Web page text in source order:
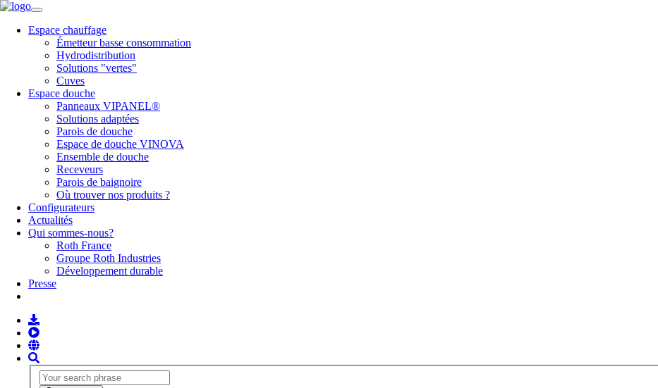
Espace chauffage
Émetteur basse consommation
Hydrodistribution
Solutions "vertes"
Cuves
Espace douche
Panneaux VIPANEL®
Solutions adaptées
Parois de douche
Espace de douche VINOVA
Ensemble de douche
Receveurs
Parois de baignoire
Où trouver nos produits ?
Configurateurs
Actualités
Qui sommes-nous?
Roth France
Groupe Roth Industries
Développement durable
Presse